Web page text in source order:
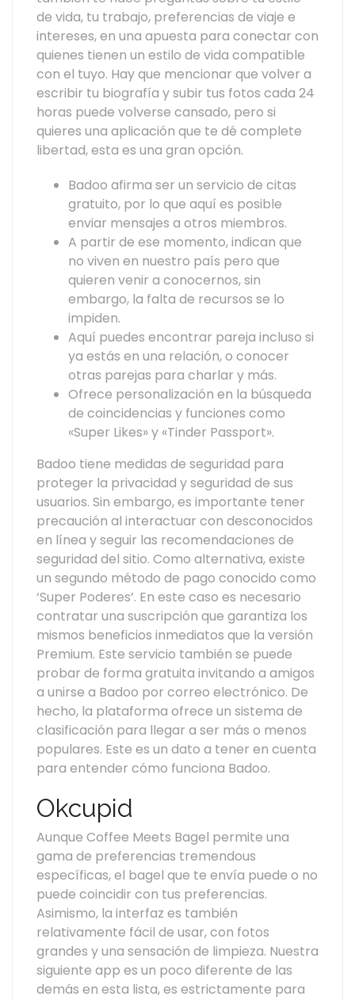
de vida, tu trabajo, preferencias de viaje e
intereses, en una apuesta para conectar con
quienes tienen un estilo de vida compatible
con el tuyo. Hay que mencionar que volver a
escribir tu biografía y subir tus fotos cada 24
horas puede volverse cansado, pero si
quieres una aplicación que te dé complete
libertad, esta es una gran opción.
Badoo afirma ser un servicio de citas
gratuito, por lo que aquí es posible
enviar mensajes a otros miembros.
A partir de ese momento, indican que
no viven en nuestro país pero que
quieren venir a conocernos, sin
embargo, la falta de recursos se lo
impiden.
Aquí puedes encontrar pareja incluso si
ya estás en una relación, o conocer
otras parejas para charlar y más.
Ofrece personalización en la búsqueda
de coincidencias y funciones como
«Super Likes» y «Tinder Passport».
Badoo tiene medidas de seguridad para
proteger la privacidad y seguridad de sus
usuarios. Sin embargo, es importante tener
precaución al interactuar con desconocidos
en línea y seguir las recomendaciones de
seguridad del sitio. Como alternativa, existe
un segundo método de pago conocido como
‘Super Poderes’. En este caso es necesario
contratar una suscripción que garantiza los
mismos beneficios inmediatos que la versión
Premium. Este servicio también se puede
probar de forma gratuita invitando a amigos
a unirse a Badoo por correo electrónico. De
hecho, la plataforma ofrece un sistema de
clasificación para llegar a ser más o menos
populares. Este es un dato a tener en cuenta
para entender cómo funciona Badoo.
Okcupid
Aunque Coffee Meets Bagel permite una
gama de preferencias tremendous
específicas, el bagel que te envía puede o no
puede coincidir con tus preferencias.
Asimismo, la interfaz es también
relativamente fácil de usar, con fotos
grandes y una sensación de limpieza. Nuestra
siguiente app es un poco diferente de las
demás en esta lista, es estrictamente para